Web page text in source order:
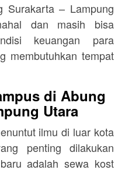
Surakarta – Lampung
dan masih bisa
keuangan para
membutuhkan tempat
di Abung
Utara
ilmu di luar kota
penting dilakukan
adalah sewa kost